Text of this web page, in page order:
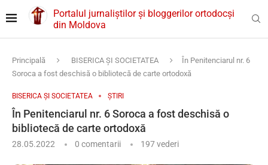
Portalul jurnaliștilor și bloggerilor ortodocși
din Moldova
Principală BISERICA ȘI SOCIETATEA
În Penitenciarul nr. 6
Soroca a fost deschisă o bibliotecă de carte ortodoxă
BISERICA ȘI SOCIETATEA ȘTIRI
În Penitenciarul nr. 6 Soroca a fost deschisă o
bibliotecă de carte ortodoxă
28.05.2022 0 comentarii 197vederi